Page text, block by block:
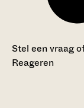
Stel een vraag
Reageren